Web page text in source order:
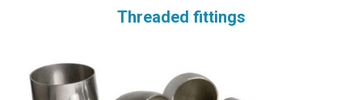
Threaded fittings